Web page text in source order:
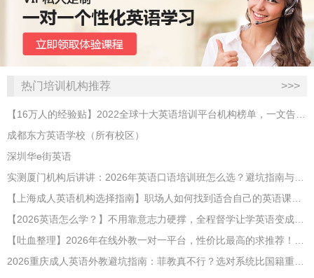
热门培训机构推荐 >>>
【16万人的经验贴】2022全球十大英语培训平台机构榜单，一文告诉你
成都东方英语学校（所有校区）
深圳华e街英语
实测厦门机构后讲讲：2026年英语口语培训班怎么选？避坑指南与高效学习新范式
【上海成人英语机构选择指南】职场人如何找到适合自己的英语课程？
【2026英语怎么学？】不用靠意志力硬撑，全程督学让学英语变成日常习惯
【吐血整理】2026年在线外教一对一平台，性价比最高的求推荐！哪家效果好？
2026重庆成人英语外教避坑指南：菲教真不行？选对系统比国籍重要100倍！